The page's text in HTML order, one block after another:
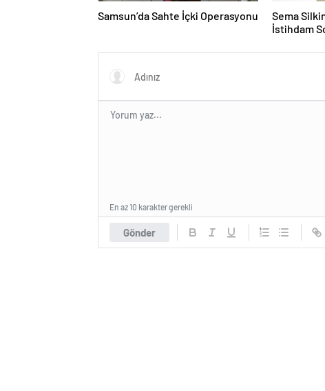
Samsun’da Sahte İçki Operasyonu
Sema
İstihdam
Gönder
En az 10 karakter gerekli